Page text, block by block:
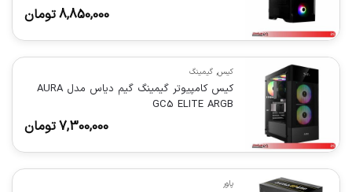
8,850,000تومان
کیس, گیمینگ
کیس کامپیوتر گیمینگ گیم دیاس مدل AURA
GC5 ELITE ARGB
7,300,000تومان
پاور